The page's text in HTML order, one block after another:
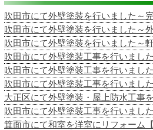
吹田市にて外壁塗装を行いました～
吹田市にて外壁塗装を行いました～
吹田市にて外壁塗装を行いました～
吹田市にて外壁塗装工事を行いまし
吹田市にて外壁塗装工事を行いまし
吹田市にて外壁塗装工事を行いまし
大正区にて外壁塗装・屋上防水工事
吹田市にて外壁塗装工事を行いまし
箕面市にて和室を洋室にリフォーム